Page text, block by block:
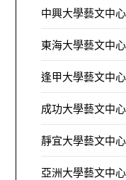
中興大學藝文中心
東海大學藝文中心
逢甲大學藝文中心
成功大學藝文中心
靜宜大學藝文中心
亞洲大學藝文中心